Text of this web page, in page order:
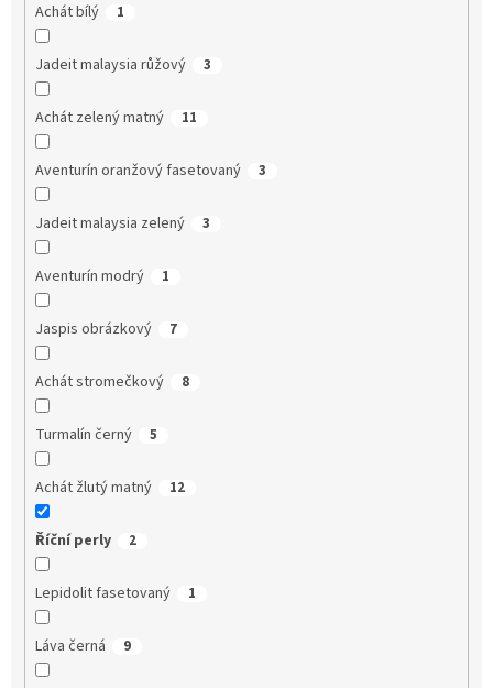
Achát bílý 1
Jadeit malaysia růžový 3
Achát zelený matný 11
Aventurín oranžový fasetovaný 3
Jadeit malaysia zelený 3
Aventurín modrý 1
Jaspis obrázkový 7
Achát stromečkový 8
Turmalín černý 5
Achát žlutý matný 12
Říční perly 2
Lepidolit fasetovaný 1
Láva černá 9